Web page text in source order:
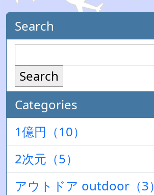
Search
Search
Categories
1億円（10）
2次元（5）
アウトドア outdoor（3）